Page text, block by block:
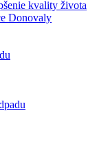
kvality života
Donovaly